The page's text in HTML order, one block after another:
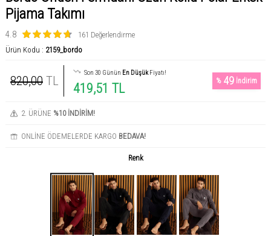
Pijama Takımı
4.8
161 Değerlendirme
Ürün Kodu : 2159_bordo
820,00 TL
Son 30 Günün En DüşükFiyatı!
419,51 TL %49 İndirim
2. ÜRÜNE %10 İNDİRİM!
ONLİNE ÖDEMELERDE KARGO BEDAVA!
Renk